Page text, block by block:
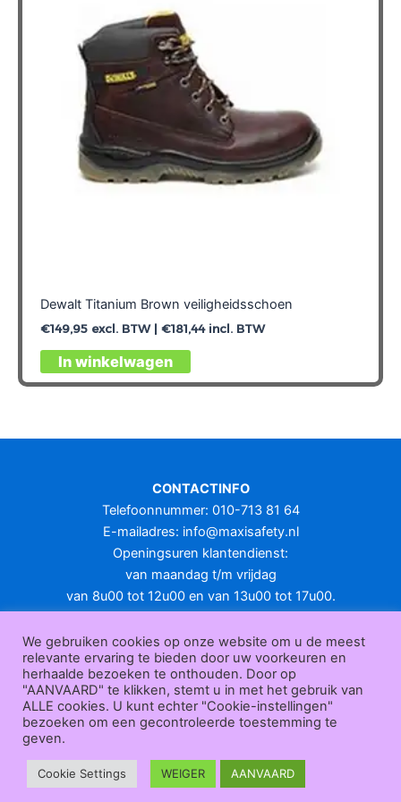
Dewalt Titanium Brown veiligheidsschoen
€149,95excl. BTW | €181,44incl. BTW
In winkelwagen
Dit
product
variaties.
optie
gekozen
worden
op
productpagina
CONTACTINFO
Telefoonnummer: 010-713 81 64
E-mailadres: info@maxisafety.nl
Openingsuren klantendienst:
van maandag t/m vrijdag
van 8u00 tot 12u00 en van 13u00 tot 17u00.
KLANTENSERVICE
Over
ons|Bedrijfsgegevens| F.A.Q.|Bestelprocedure | Betaling
ending | Retourneren|Herroepingsrecht|Herroepingsfunctie
ederverkoop|Bedrukken|Contact
Algemene voorwaarden
Maxisafety.nl © 2026
We gebruiken cookies op onze website om u de meest
relevante ervaring te bieden door uw voorkeuren en
herhaalde bezoeken te onthouden. Door op
"AANVAARD" te klikken, stemt u in met het gebruik van
ALLE cookies. U kunt echter "Cookie-instellingen"
bezoeken om een gecontroleerde toestemming te
geven.
Cookie Settings WEIGER AANVAARD